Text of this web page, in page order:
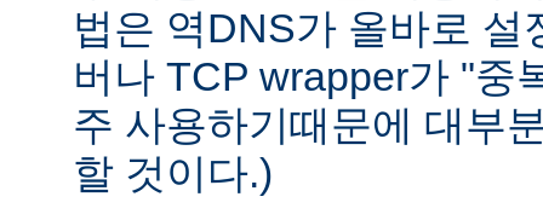
법은 역DNS가 올바로 설
버나 TCP wrapper가 "중
주 사용하기때문에 대부
할 것이다.)